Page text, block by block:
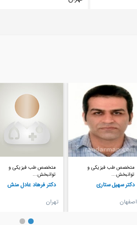
متخصص طب فیزیکی و
توانبخش...
دکتر فرهاد عادل منش
تهران
متخصص طب فیزیکی و
توانبخش...
دکتر فاطمه روشنائی حیدر...
زاهدان